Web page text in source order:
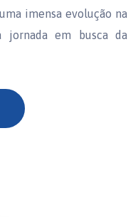
imensa evolução na
jornada em busca da